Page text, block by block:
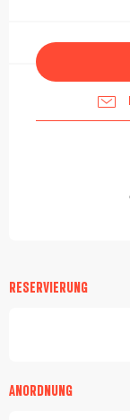
RESERVIERUNG
ANORDNUNG